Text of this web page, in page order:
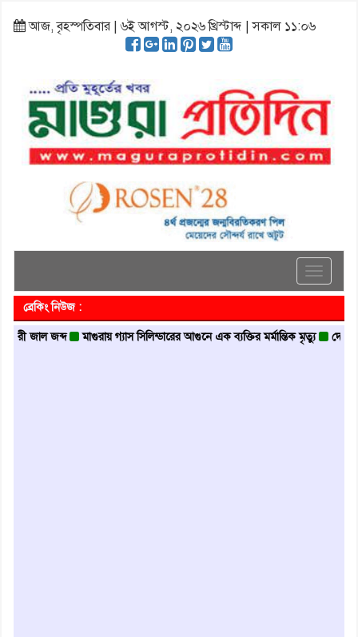
আজ, বৃহস্পতিবার | ৬ই আগস্ট, ২০২৬ খ্রিস্টাব্দ | সকাল ১১:০৬
Toggle
ব্রেকিং নিউজ :
জব্দ মাগুরায় গ্যাস সিলিন্ডারের আগুনে এক ব্যক্তির মর্মান্তিক মৃত্যু দেশজুড়ে